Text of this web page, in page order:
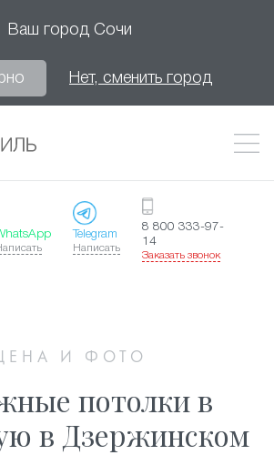
Ваш город Сочи
Нет, сменить город
Telegram
Написать
8 800 333-97-
14
Заказать звонок
И ФОТО
потолки в
в Дзержинском